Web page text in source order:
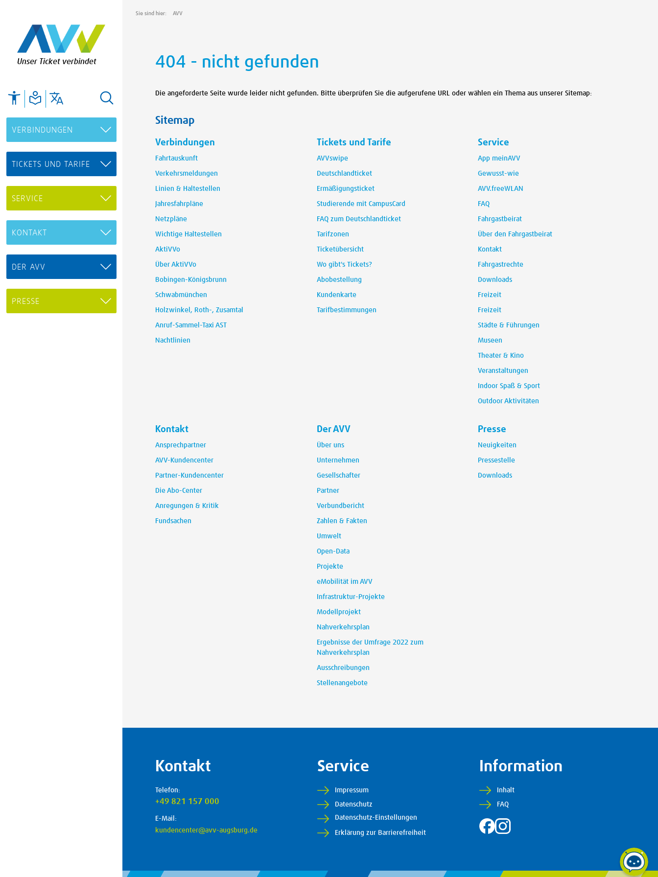
Unser Ticket verbindet
VERBINDUNGEN
TICKETS UND TARIFE
SERVICE
KONTAKT
DER AVV
PRESSE
Sie sind hier: AVV
404 - nicht gefunden
Die angeforderte Seite wurde leider nicht gefunden. Bitte überprüfen Sie die aufgerufene URL oder wählen ein Thema aus unserer Sitemap:
Sitemap
Verbindungen
Fahrtauskunft
Verkehrsmeldungen
Linien & Haltestellen
Jahresfahrpläne
Netzpläne
Wichtige Haltestellen
AktiVVo
Über AktiVVo
Bobingen-Königsbrunn
Schwabmünchen
Holzwinkel, Roth-, Zusamtal
Anruf-Sammel-Taxi AST
Nachtlinien
Tickets und Tarife
AVVswipe
Deutschlandticket
Ermäßigungsticket
Studierende mit CampusCard
FAQ zum Deutschlandticket
Tarifzonen
Ticketübersicht
Wo gibt's Tickets?
Abobestellung
Kundenkarte
Tarifbestimmungen
Service
App meinAVV
Gewusst-wie
AVV.freeWLAN
FAQ
Fahrgastbeirat
Über den Fahrgastbeirat
Kontakt
Fahrgastrechte
Downloads
Freizeit
Freizeit
Städte & Führungen
Museen
Theater & Kino
Veranstaltungen
Indoor Spaß & Sport
Outdoor Aktivitäten
Kontakt
Ansprechpartner
AVV-Kundencenter
Partner-Kundencenter
Die Abo-Center
Anregungen & Kritik
Fundsachen
Der AVV
Über uns
Unternehmen
Gesellschafter
Partner
Verbundbericht
Zahlen & Fakten
Umwelt
Open-Data
Projekte
eMobilität im AVV
Infrastruktur-Projekte
Modellprojekt
Nahverkehrsplan
Ergebnisse der Umfrage 2022 zum
Nahverkehrsplan
Ausschreibungen
Stellenangebote
Presse
Neuigkeiten
Pressestelle
Downloads
Kontakt
Telefon:
+49 821 157 000
E-Mail:
kundencenter@avv-augsburg.de
Service
Impressum
Datenschutz
Datenschutz-Einstellungen
Erklärung zur Barrierefreiheit
Information
Inhalt
FAQ